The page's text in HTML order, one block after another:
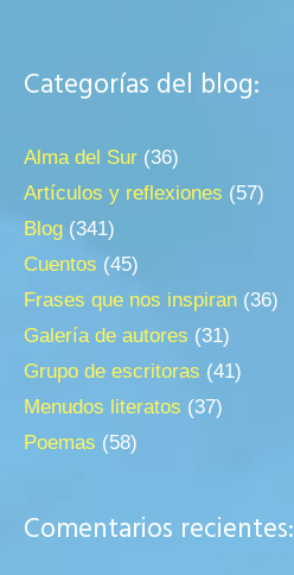
Categorías del blog:
Alma del Sur (36)
Artículos y reflexiones (57)
Blog (341)
Cuentos (45)
Frases que nos inspiran (36)
Galería de autores (31)
Grupo de escritoras (41)
Menudos literatos (37)
Poemas (58)
Comentarios recientes: